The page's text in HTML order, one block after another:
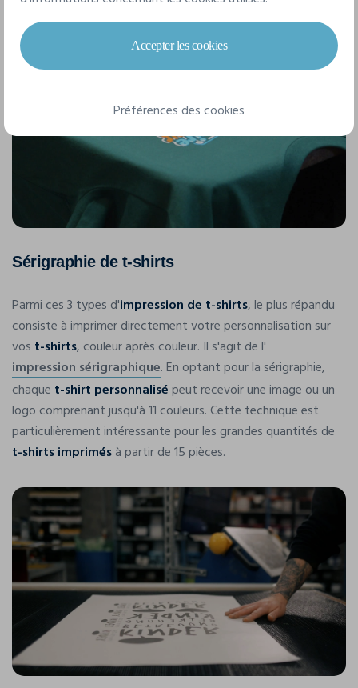
différentes techniques :
Sérigraphie de t-shirts
Parmi ces 3 types d'impression de t-shirts, le plus répandu
consiste à imprimer directement votre personnalisation sur
vos t-shirts, couleur après couleur. Il s'agit de l'
impression sérigraphique. En optant pour la sérigraphie,
chaque t-shirt personnalisépeut recevoir une image ou un
logo comprenant jusqu'à 11 couleurs. Cette technique est
particulièrement intéressante pour les grandes quantités de
t-shirts imprimésà partir de 15 pièces.
Accepter les cookies
Préférences des cookies